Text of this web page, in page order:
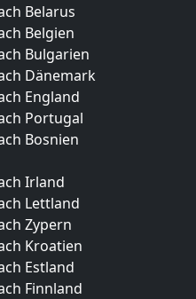
Belarus
Belgien
Bulgarien
Dänemark
England
Portugal
Bosnien
Irland
Lettland
Zypern
Kroatien
Estland
Finnland